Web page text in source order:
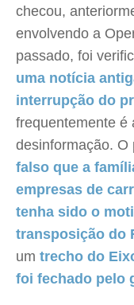
checou,
envolvendo a
passado, foi
uma notícia
interrupção do
frequentemente é
desinformação. O
falso que a
empresas de
tenha sido o
transposição do
um trecho do
foi fechado pelo